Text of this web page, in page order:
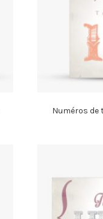
Numéros de